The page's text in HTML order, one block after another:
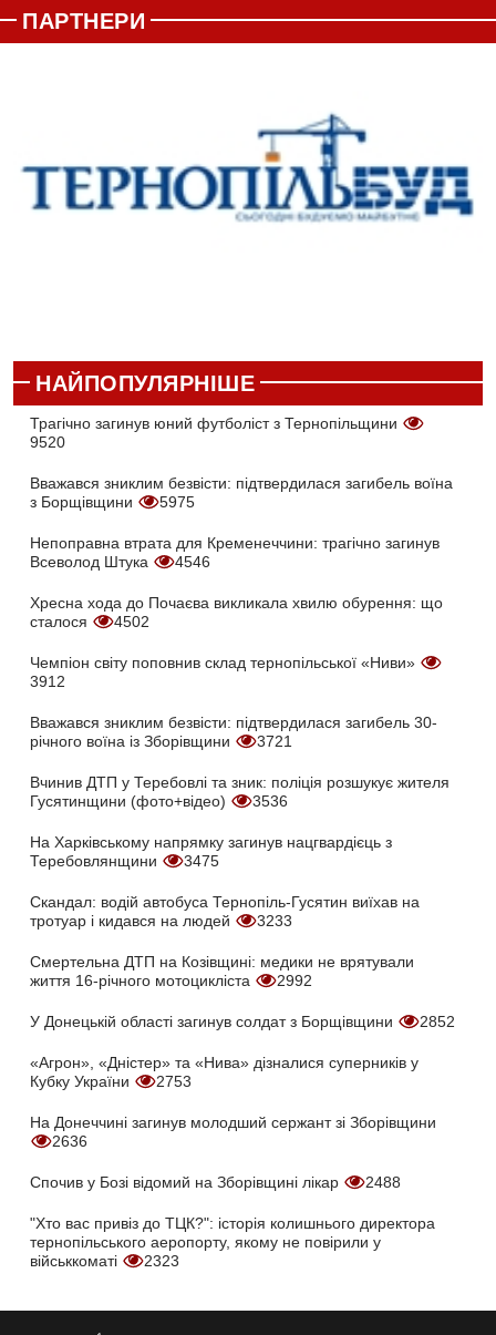
ПАРТНЕРИ
НАЙПОПУЛЯРНІШЕ
Трагічно загинув юний футболіст з Тернопільщини
9520
Вважався зниклим безвісти: підтвердилася загибель воїна
з Борщівщини
5975
Непоправна втрата для Кременеччини: трагічно загинув
Всеволод Штука
4546
Хресна хода до Почаєва викликала хвилю обурення: що
сталося
4502
Чемпіон світу поповнив склад тернопільської «Ниви»
3912
Вважався зниклим безвісти: підтвердилася загибель 30-
річного воїна із Зборівщини
3721
Вчинив ДТП у Теребовлі та зник: поліція розшукує жителя
Гусятинщини (фото+відео)
3536
На Харківському напрямку загинув нацгвардієць з
Теребовлянщини
3475
Скандал: водій автобуса Тернопіль-Гусятин виїхав на
тротуар і кидався на людей
3233
Смертельна ДТП на Козівщині: медики не врятували
життя 16-річного мотоцикліста
2992
У Донецькій області загинув солдат з Борщівщини 2852
«Агрон», «Дністер» та «Нива» дізналися суперників у
Кубку України
2753
На Донеччині загинув молодший сержант зі Зборівщини
2636
Спочив у Бозі відомий на Зборівщині лікар 2488
"Хто вас привіз до ТЦК?": історія колишнього директора
тернопільського аеропорту, якому не повірили у
військкоматі
2323